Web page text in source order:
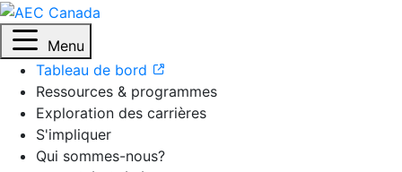
Menu
Tableau de bord
Ressources & programmes
Exploration des carrières
S'impliquer
Qui sommes-nous?